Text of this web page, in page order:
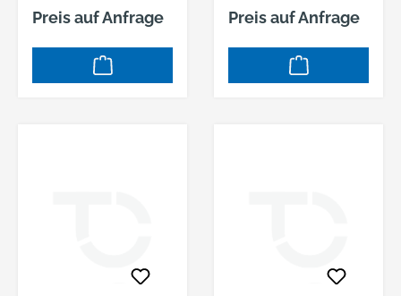
Preis auf Anfrage Preis auf Anfrage